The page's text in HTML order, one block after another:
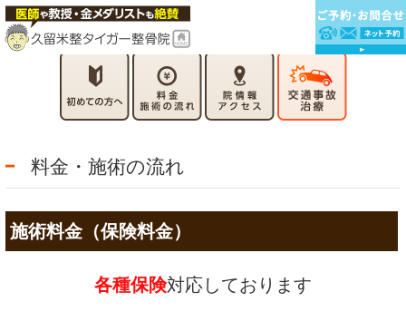
料金・施術の流れ
施術料金（保険料金）
各種保険対応しております